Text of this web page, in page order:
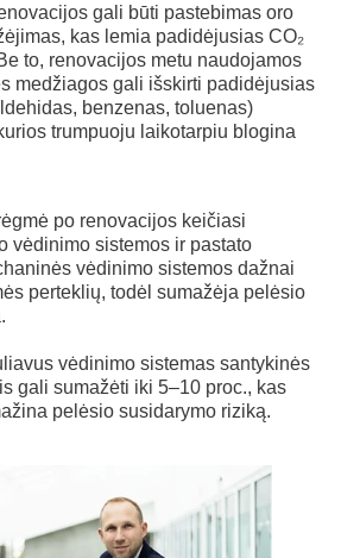
gali būti pastebimas oro
kas lemia padidėjusias CO₂
to, renovacijos metu naudojamos
medžiagos gali išskirti padidėjusias
benzenas, toluenas)
trumpuoju laikotarpiu blogina
po renovacijos keičiasi
vėdinimo sistemos ir pastato
vėdinimo sistemos dažnai
perteklių, todėl sumažėja pelėsio
vėdinimo sistemas santykinės
gali sumažėti iki 5–10 proc., kas
pelėsio susidarymo riziką.